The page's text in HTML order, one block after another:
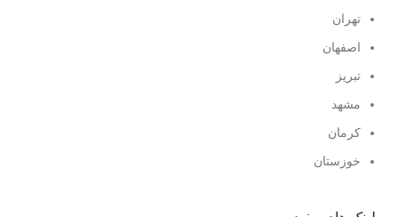
تهران
اصفهان
تبریز
مشهد
کرمان
خوزستان